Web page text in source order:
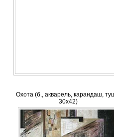
Охота (б., акварель, карандаш,
30х42)